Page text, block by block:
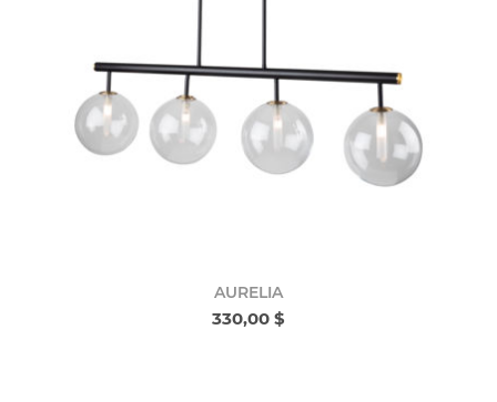
AURELIA
330,00 $